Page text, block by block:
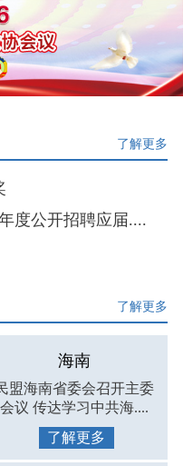
了解更多
度公开招聘应届....
了解更多
海南
盟海南省委会召开主委
会议 传达学习中共海....
了解更多